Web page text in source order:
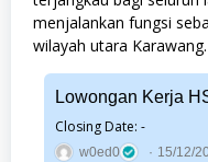
menjalankan fungsi
wilayah utara Karawang.
Lowongan Kerja
Closing Date: -
w0ed0 15/12/